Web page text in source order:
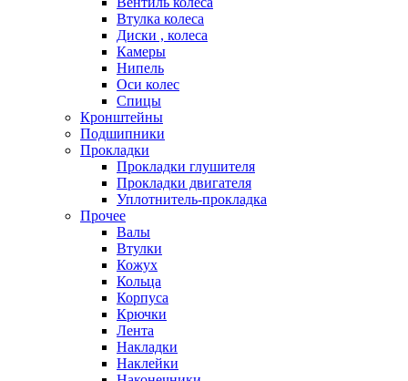
Втулка колеса
Диски , колеса
Камеры
Нипель
Оси колес
Спицы
Кронштейны
Подшипники
Прокладки
Прокладки глушителя
Прокладки двигателя
Уплотнитель-прокладка
Прочее
Валы
Втулки
Кожух
Кольца
Корпуса
Крючки
Лента
Накладки
Наклейки